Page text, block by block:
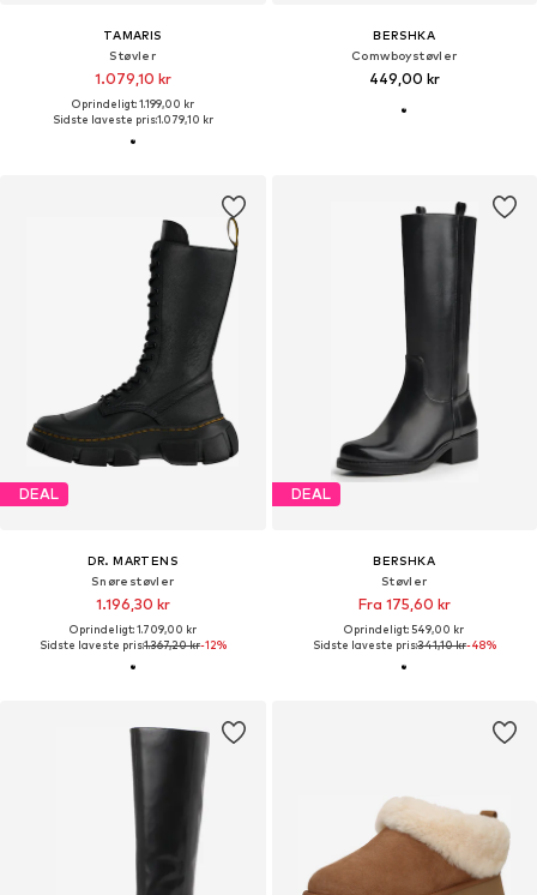
TAMARIS
Støvler
1.079,10 kr
Oprindeligt: 1.199,00 kr
Sidste laveste pris:1.079,10 kr
BERSHKA
Comwboystøvler
449,00 kr
DEAL
DR. MARTENS
Snørestøvler
1.196,30 kr
Oprindeligt: 1.709,00 kr
Sidste laveste pris:1.367,20 kr-12%
DEAL
BERSHKA
Støvler
Fra 175,60 kr
Oprindeligt: 549,00 kr
Sidste laveste pris:341,10 kr-48%